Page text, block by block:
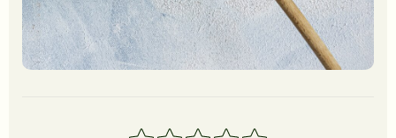
1
2
3
4
5